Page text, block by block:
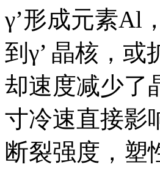
γ’形成元素Al
到 γ’ 晶核，
却速度减少了
寸冷速直接影
断裂强度，塑